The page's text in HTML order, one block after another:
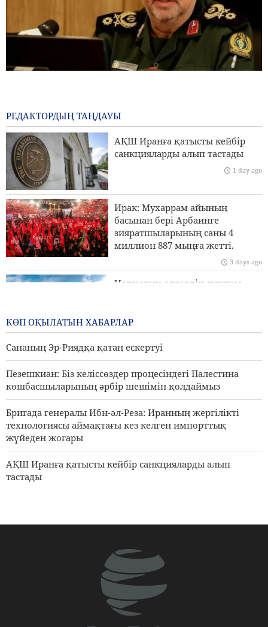
15 hours ago
Пезешкиан: Біз келіссөздер процесіндегі Палестина
көшбасшыларының әрбір шешімін қолдаймыз
Сананың Эр-Риядқа қатаң ескертуі
Ормуз бұғазы үстінде MQ9 дроны жойылды
Иран Сыртқы істер министрлігі: Біз Иранды заңды
түрде қорғау үшін барлық құралдарды пайдаланамыз
РЕДАКТОРДЫҢ ТАҢДАУЫ
АҚШ Иранға қатысты кейбір
санкцияларды алып тастады
1 day ago
Ирак: Мухаррам айының
басынан бері Арбаинге
зияратшыларының саны 4
миллион 887 мыңға жетті.
3 days ago
Исламдық елдердің сыртқы
әрекеттеріне қарсы тұру үшін
бас қосады
КӨП ОҚЫЛАТЫН ХАБАРЛАР
Сананың Эр-Риядқа қатаң ескертуі
Пезешкиан: Біз келіссөздер процесіндегі Палестина
көшбасшыларының әрбір шешімін қолдаймыз
Бригада генералы Ибн-әл-Реза: Иранның жергілікті
технологиясы аймақтағы кез келген импорттық
жүйеден жоғары
АҚШ Иранға қатысты кейбір санкцияларды алып
тастады